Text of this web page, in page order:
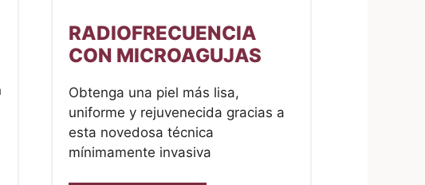
RADIOFRECUENCIA
CON MICROAGUJAS
Obtenga una piel más lisa,
uniforme y rejuvenecida gracias a
esta novedosa técnica
mínimamente invasiva